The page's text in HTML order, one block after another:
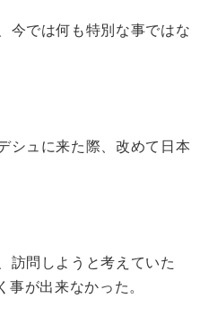
今では何も特別な事ではな
シュに来た際、改めて日本
訪問しようと考えていた
が出来なかった。